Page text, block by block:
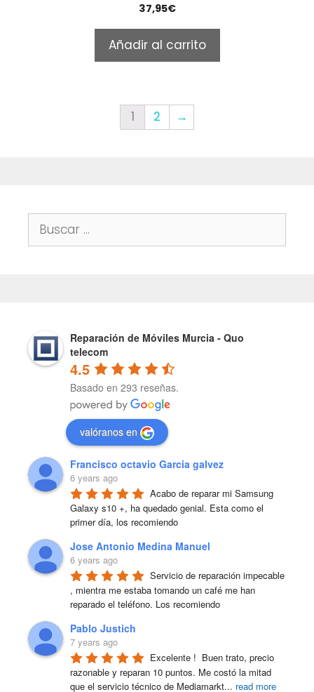
o
f
5
37,95€
Añadir al carrito
1 2 →
Buscar:
Reparación de Móviles Murcia - Quo
telecom
4.5
Basado en 293 reseñas.
valóranos en
Francisco octavio Garcia galvez
6 years ago
Acabo de reparar mi Samsung
Galaxy s10 +, ha quedado genial. Esta como el
primer día, los recomiendo
Jose Antonio Medina Manuel
6 years ago
Servicio de reparación impecable
, mientra me estaba tomando un café me han
reparado el teléfono. Los recomiendo
Pablo Justich
7 years ago
Excelente !  Buen trato, precio
razonable y reparan 10 puntos. Me costó la mitad
que el servicio técnico de Mediamarkt... read more